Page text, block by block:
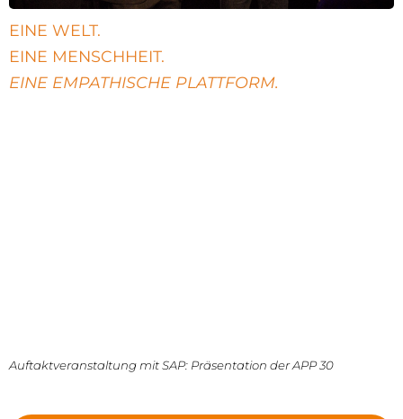
EINE WELT.
EINE MENSCHHEIT.
EINE EMPATHISCHE PLATTFORM.
Auftaktveranstaltung mit SAP: Präsentation der APP 30